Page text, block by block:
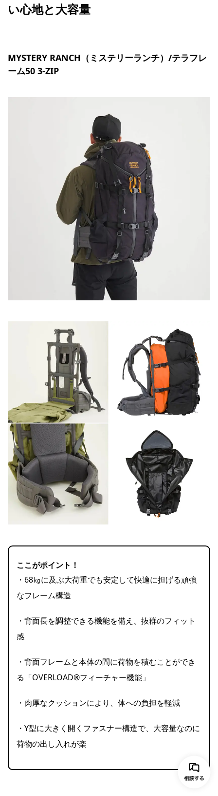
い心地と大容量
MYSTERY RANCH（ミステリーランチ）/テラフレ
ーム50 3-ZIP
ここがポイント！
・68㎏に及ぶ大荷重でも安定して快適に担げる頑強
なフレーム構造
・背面長を調整できる機能を備え、抜群のフィット
感
・背面フレームと本体の間に荷物を積むことができ
る「OVERLOAD®フィーチャー機能」
・肉厚なクッションにより、体への負担を軽減
・Y型に大きく開くファスナー構造で、大容量なのに
荷物の出し入れが楽